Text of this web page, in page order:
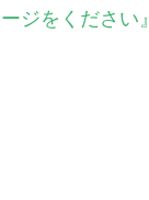
ジをください』